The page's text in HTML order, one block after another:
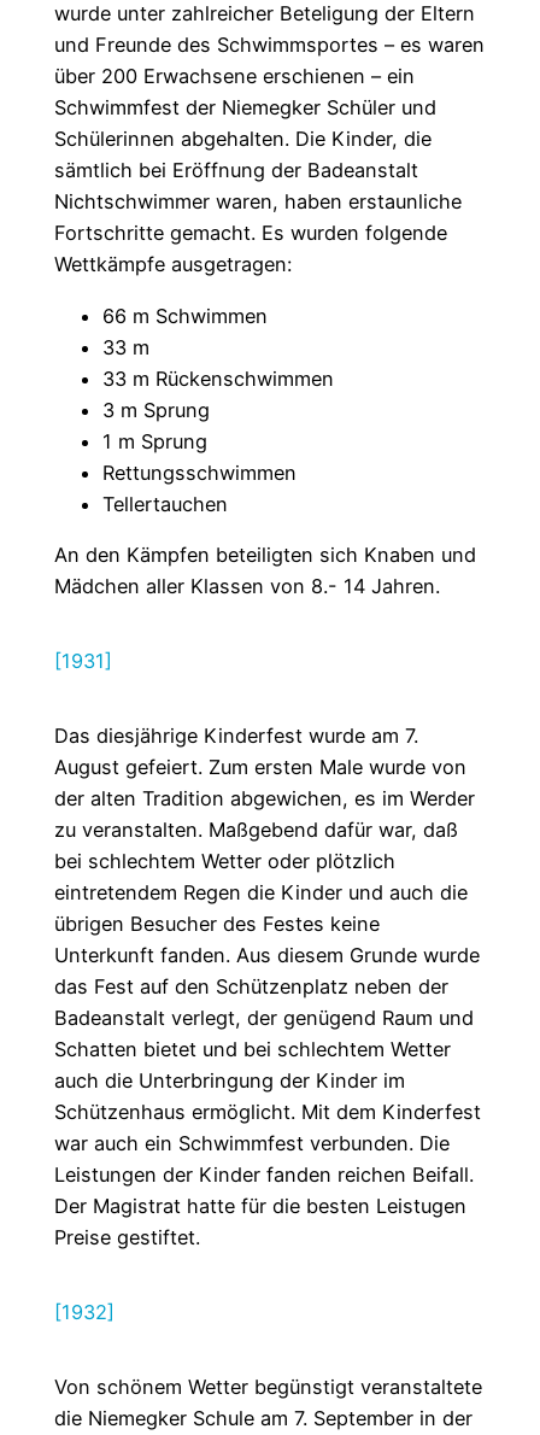
wurde unter zahlreicher Beteligung der Eltern
und Freunde des Schwimmsportes – es waren
über 200 Erwachsene erschienen – ein
Schwimmfest der Niemegker Schüler und
Schülerinnen abgehalten. Die Kinder, die
sämtlich bei Eröffnung der Badeanstalt
Nichtschwimmer waren, haben erstaunliche
Fortschritte gemacht. Es wurden folgende
Wettkämpfe ausgetragen:
66 m Schwimmen
33 m
33 m Rückenschwimmen
3 m Sprung
1 m Sprung
Rettungsschwimmen
Tellertauchen
An den Kämpfen beteiligten sich Knaben und
Mädchen aller Klassen von 8.- 14 Jahren.
[1931]
Das diesjährige Kinderfest wurde am 7.
August gefeiert. Zum ersten Male wurde von
der alten Tradition abgewichen, es im Werder
zu veranstalten. Maßgebend dafür war, daß
bei schlechtem Wetter oder plötzlich
eintretendem Regen die Kinder und auch die
übrigen Besucher des Festes keine
Unterkunft fanden. Aus diesem Grunde wurde
das Fest auf den Schützenplatz neben der
Badeanstalt verlegt, der genügend Raum und
Schatten bietet und bei schlechtem Wetter
auch die Unterbringung der Kinder im
Schützenhaus ermöglicht. Mit dem Kinderfest
war auch ein Schwimmfest verbunden. Die
Leistungen der Kinder fanden reichen Beifall.
Der Magistrat hatte für die besten Leistugen
Preise gestiftet.
[1932]
Von schönem Wetter begünstigt veranstaltete
die Niemegker Schule am 7. September in der